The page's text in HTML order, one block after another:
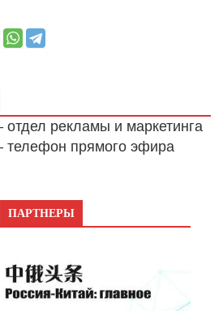
рекламы и маркетинга
прямого эфира
ПАРТНЕРЫ